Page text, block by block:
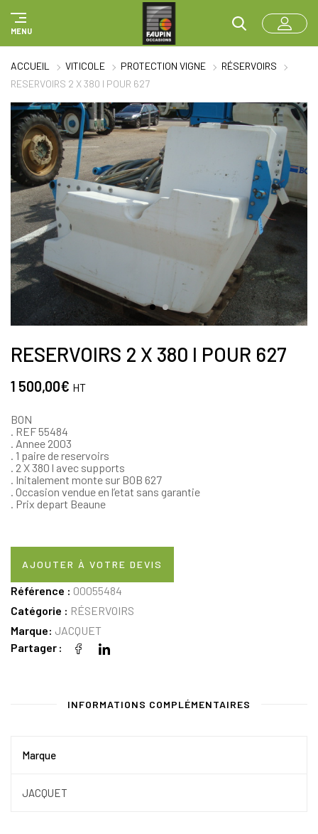
MENU
ACCUEIL VITICOLE PROTECTION VIGNE
RÉSERVOIRS
RESERVOIRS 2 X 380 l POUR 627
RESERVOIRS 2 X 380 l POUR 627
1 500,00€ HT
BON
. REF 55484
. Annee 2003
. 1 paire de reservoirs
. 2 X 380 l avec supports
. Initalement monte sur BOB 627
. Occasion vendue en l’etat sans garantie
. Prix depart Beaune
AJOUTER À VOTRE DEVIS
Référence : 00055484
Catégorie : RÉSERVOIRS
Marque: JACQUET
Partager
INFORMATIONS COMPLÉMENTAIRES
Marque
JACQUET
Panneau de gestion des cookies